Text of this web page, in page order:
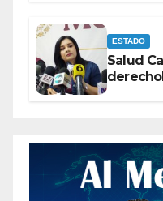
ESTADO
Salud